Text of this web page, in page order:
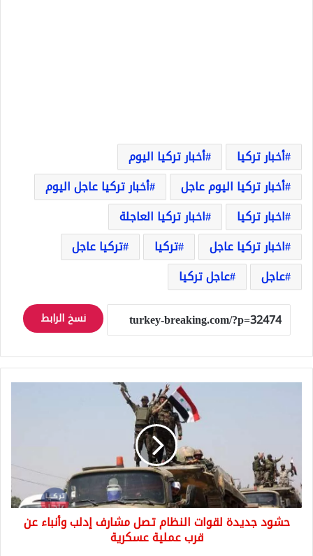
أخبار تركيا
أخبار تركيا اليوم
أخبار تركيا اليوم عاجل
أخبار تركيا عاجل اليوم
اخبار تركيا
اخبار تركيا العاجلة
اخبار تركيا عاجل
تركيا
تركيا عاجل
عاجل
عاجل تركيا
نسخ الرابط
مشارف
إدلب
وأنباء
عن
قربحشود جديدة لقوات النظام تصل مشارف إدلب وأنباء عن
قرب عملية عسكرية